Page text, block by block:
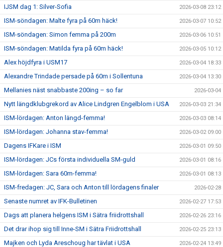
IJSM dag 1: Silver-Sofia 2026-03-08 23:12
ISM-söndagen: Malte fyra på 60m häck! 2026-03-07 10:52
ISM-söndagen: Simon femma på 200m 2026-03-06 10:51
ISM-söndagen: Matilda fyra på 60m häck! 2026-03-05 10:12
Alex höjdfyra i USM17 2026-03-04 18:33
Alexandre Trindade persade på 60m i Sollentuna 2026-03-04 13:30
Mellanies näst snabbaste 200ing – so far 2026-03-04
Nytt längdklubgrekord av Alice Lindgren Engelblom i USA 2026-03-03 21:34
ISM-lördagen: Anton längd-femma! 2026-03-03 08:14
ISM-lördagen: Johanna stav-femma! 2026-03-02 09:00
Dagens IFKare i ISM 2026-03-01 09:50
ISM-lördagen: JCs första individuella SM-guld 2026-03-01 08:16
ISM-lördagen: Sara 60m-femma! 2026-03-01 08:13
ISM-fredagen: JC, Sara och Anton till lördagens finaler 2026-02-28
Senaste numret av IFK-Bulletinen 2026-02-27 17:53
Dags att planera helgens ISM i Sätra friidrottshall 2026-02-26 23:16
Det drar ihop sig till Inne-SM i Sätra Friidrottshall 2026-02-25 23:13
Majken och Lyda Areschoug har tävlat i USA 2026-02-24 13:49